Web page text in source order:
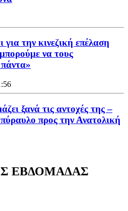
την κινεζική επέλαση
να τους
ξανά τις αντοχές της –
προς την Ανατολική
ΕΒΔΟΜΑΔΑΣ